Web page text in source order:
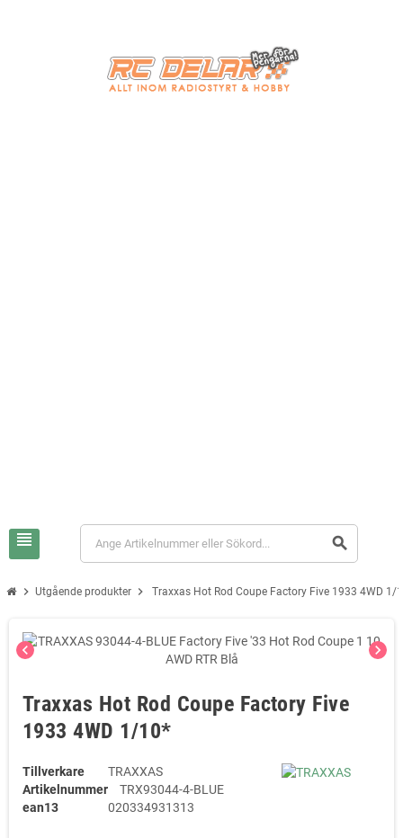
view_headline search
chevron_right Utgående produkter chevron_right Traxxas Hot Rod Coupe Factory Five 1933 4WD 1/
chevron_left chevron_right
Traxxas Hot Rod Coupe Factory Five
1933 4WD 1/10*
Tillverkare
TRAXXAS
Artikelnummer
TRX93044-4-BLUE
ean13
020334931313